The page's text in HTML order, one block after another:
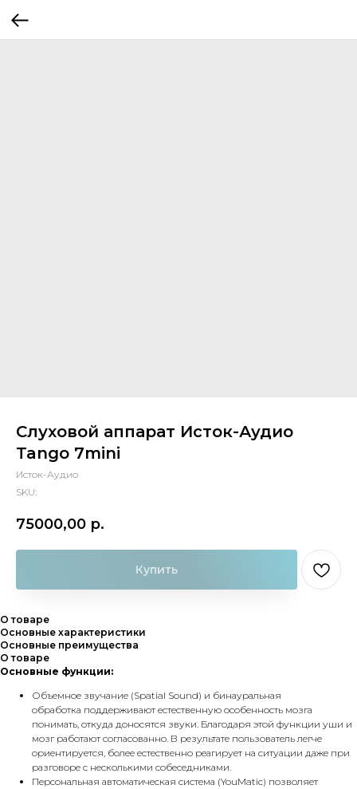
Слуховой аппарат Исток-Аудио
Tango 7mini
Исток-Аудио
SKU:
75000,00 р.
Купить
О товаре
Основные характеристики
Основные преимущества
О товаре
Основные функции:
Объемное звучание (Spatial Sound) и бинауральная
обработка поддерживают естественную особенность мозга
понимать, откуда доносятся звуки. Благодаря этой функции уши и
мозг работают согласованно. В результате пользователь легче
ориентируется, более естественно реагирует на ситуации даже при
разговоре с несколькими собеседниками.
Персональная автоматическая система (YouMatic) позволяет